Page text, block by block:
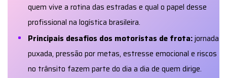
quem vive a rotina das estradas e qual o papel desse
profissional na logística brasileira.
Principais desafios dos motoristas de frota:jornada
puxada, pressão por metas, estresse emocional e riscos
no trânsito fazem parte do dia a dia de quem dirige.